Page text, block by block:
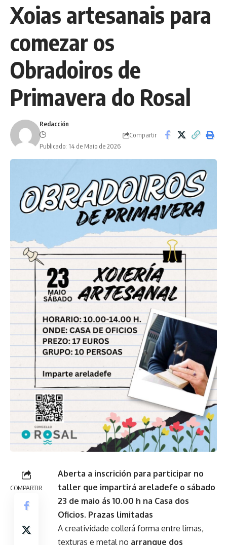
Xoias artesanais para
comezar os
Obradoiros de
Primavera do Rosal
Redacción
Publicado: 14 de Maio de 2026
Compartir
COMPARTIR
Aberta a inscrición para participar no
taller que impartirá areladefe o sábado
23 de maio ás 10.00 h na Casa dos
Oficios. Prazas limitadas
A creatividade collerá forma entre limas,
texturas e metal no arranque dos